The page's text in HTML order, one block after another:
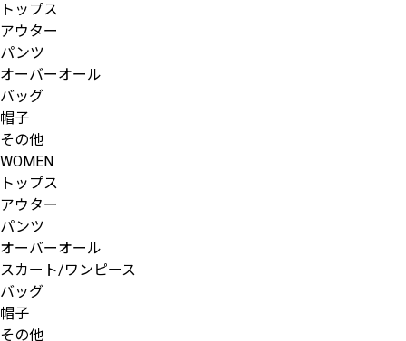
トップス
アウター
パンツ
オーバーオール
バッグ
帽子
その他
WOMEN
トップス
アウター
パンツ
オーバーオール
スカート/ワンピース
バッグ
帽子
その他